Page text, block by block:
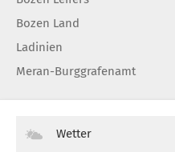
Bozen Land
Ladinien
Meran-Burggrafenamt
Wetter